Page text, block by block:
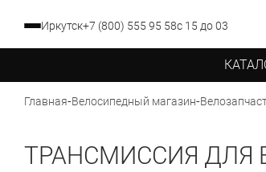
Иркутск+7 (800) 555 95 58с 15 до 03
Главная-Велосипедный магазин-
ТРАНСМИССИЯ ДЛЯ